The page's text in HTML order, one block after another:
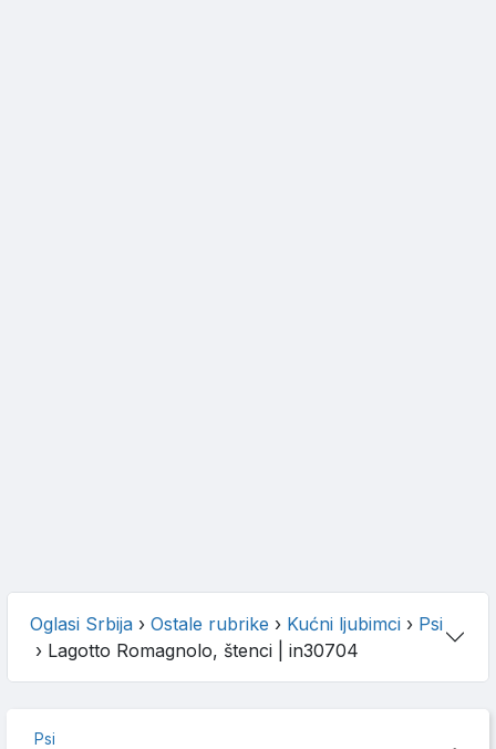
Oglasi Srbija › Ostale rubrike › Kućni ljubimci › Psi
› Lagotto Romagnolo, štenci | in30704
Psi